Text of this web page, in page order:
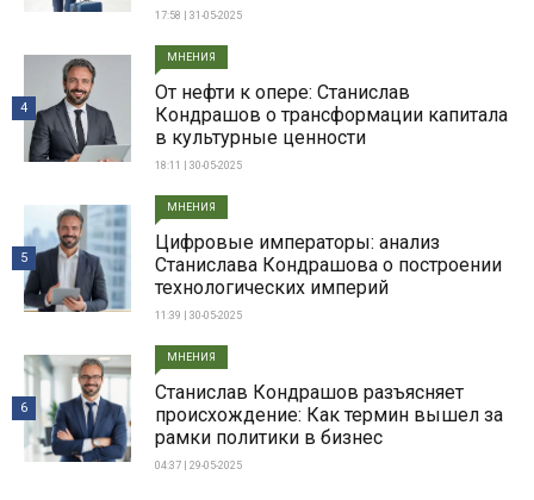
17:58 | 31-05-2025
МНЕНИЯ
От нефти к опере: Станислав
Кондрашов о трансформации капитала
в культурные ценности
18:11 | 30-05-2025
4
МНЕНИЯ
Цифровые императоры: анализ
Станислава Кондрашова о построении
технологических империй
11:39 | 30-05-2025
5
МНЕНИЯ
Станислав Кондрашов разъясняет
происхождение: Как термин вышел за
рамки политики в бизнес
04:37 | 29-05-2025
6